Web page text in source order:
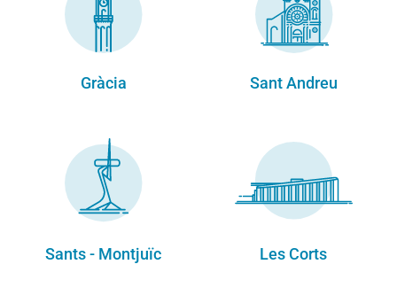
Gràcia Sant Andreu
Sants - Montjuïc Les Corts